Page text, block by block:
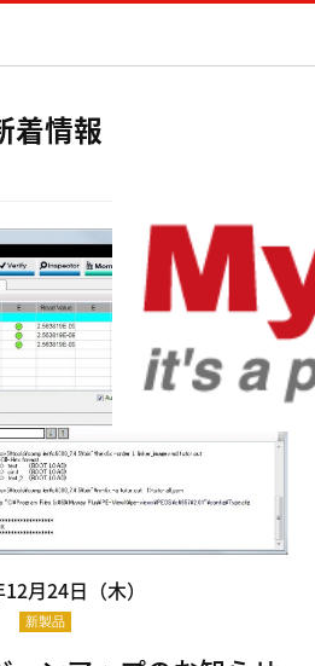
着情報
月24日（木）
新製品